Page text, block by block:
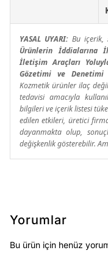
YASAL UYARI:Bu içerik,
Ürünlerin İddialarına
İletişim Araçları
Gözetimi ve Denetimi
Kozmetik ürünler ilaç
tedavisi amacıyla
bilgileri ve içerik listesi
edilen etkileri, üretici
dayanmakta olup,
değişkenlik gösterebilir.
Yorumlar
Bu ürün için henüz